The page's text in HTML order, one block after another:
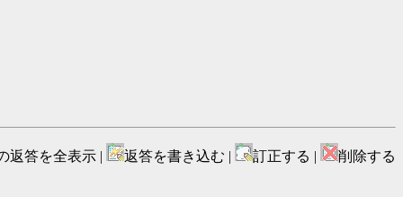
返答を全表示 | 返答を書き込む | 訂正する | 削除する